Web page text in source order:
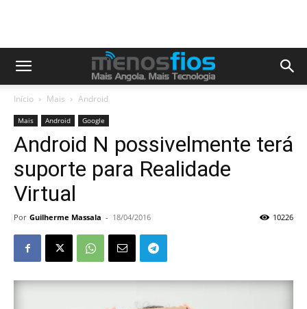
Início Mais Android
Mais Android Google
Android N possivelmente terá
suporte para Realidade
Virtual
Por Guilherme Massala - 18/04/2016 10226